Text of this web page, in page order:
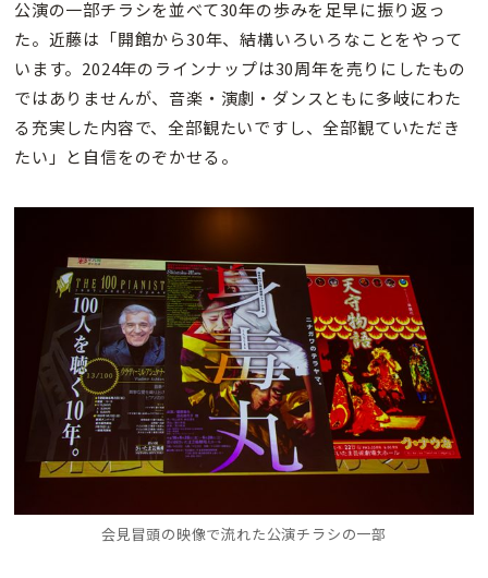
公演の一部チラシを並べて30年の歩みを足早に振り返っ
た。近藤は「開館から30年、結構いろいろなことをやって
います。2024年のラインナップは30周年を売りにしたもの
ではありませんが、音楽・演劇・ダンスともに多岐にわた
る充実した内容で、全部観たいですし、全部観ていただき
たい」と自信をのぞかせる。
会見冒頭の映像で流れた公演チラシの一部